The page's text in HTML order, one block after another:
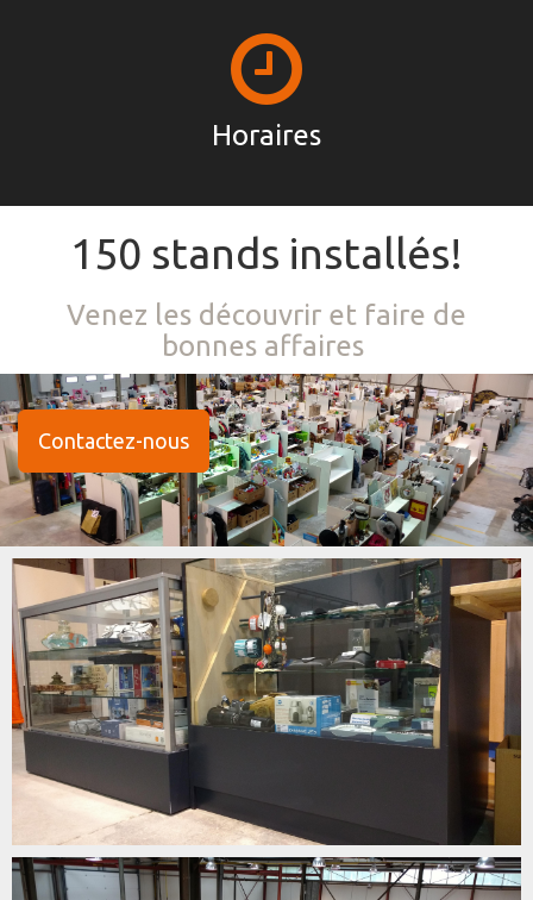
Horaires
150 stands installés!
Venez les découvrir et faire de
bonnes affaires
Contactez-nous